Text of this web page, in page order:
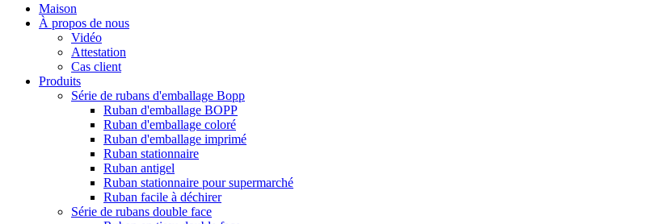
Maison
À propos de nous
Vidéo
Attestation
Cas client
Produits
Série de rubans d'emballage Bopp
Ruban d'emballage BOPP
Ruban d'emballage coloré
Ruban d'emballage imprimé
Ruban stationnaire
Ruban antigel
Ruban stationnaire pour supermarché
Ruban facile à déchirer
Série de rubans double face